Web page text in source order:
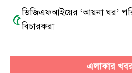
৫ডিজিএফআইয়ের ‘আয়না ঘর’
বিচারকরা
এলাকার